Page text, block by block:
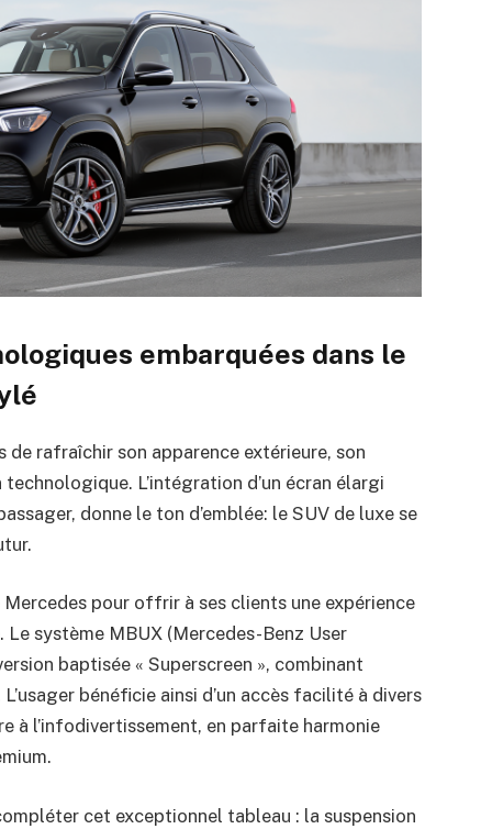
embarquées dans le
de rafraîchir son apparence extérieure, son
L’intégration d’un écran élargi
donne le ton d’emblée: le SUV de luxe se
pour offrir à ses clients une expérience
système MBUX (Mercedes-Benz User
baptisée « Superscreen », combinant
bénéficie ainsi d’un accès facilité à divers
à l’infodivertissement, en parfaite harmonie
cet exceptionnel tableau : la suspension